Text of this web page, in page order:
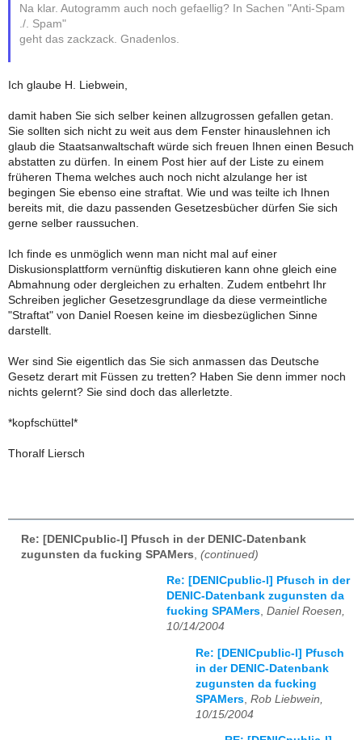
Na klar. Autogramm auch noch gefaellig? In Sachen "Anti-Spam
./. Spam"
geht das zackzack. Gnadenlos.
Ich glaube H. Liebwein,
damit haben Sie sich selber keinen allzugrossen gefallen getan.
Sie sollten sich nicht zu weit aus dem Fenster hinauslehnen ich
glaub die Staatsanwaltschaft würde sich freuen Ihnen einen Besuch
abstatten zu dürfen. In einem Post hier auf der Liste zu einem
früheren Thema welches auch noch nicht alzulange her ist
begingen Sie ebenso eine straftat. Wie und was teilte ich Ihnen
bereits mit, die dazu passenden Gesetzesbücher dürfen Sie sich
gerne selber raussuchen.
Ich finde es unmöglich wenn man nicht mal auf einer
Diskusionsplattform vernünftig diskutieren kann ohne gleich eine
Abmahnung oder dergleichen zu erhalten. Zudem entbehrt Ihr
Schreiben jeglicher Gesetzesgrundlage da diese vermeintliche
"Straftat" von Daniel Roesen keine im diesbezüglichen Sinne
darstellt.
Wer sind Sie eigentlich das Sie sich anmassen das Deutsche
Gesetz derart mit Füssen zu tretten? Haben Sie denn immer noch
nichts gelernt? Sie sind doch das allerletzte.
*kopfschüttel*
Thoralf Liersch
Re: [DENICpublic-l] Pfusch in der DENIC-Datenbank
zugunsten da fucking SPAMers (continued)
Re: [DENICpublic-l] Pfusch in der
DENIC-Datenbank zugunsten da
fucking SPAMers, Daniel Roesen,
10/14/2004
Re: [DENICpublic-l] Pfusch
in der DENIC-Datenbank
zugunsten da fucking
SPAMers Rob Liebwein,
10/15/2004